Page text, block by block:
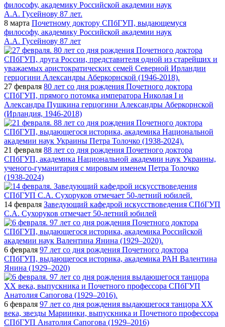
8 марта Почетному доктору СПбГУП, выдающемуся
философу, академику Российской академии наук
А.А. Гусейнову 87 лет
27 февраля 80 лет со дня рождения Почетного доктора
СПбГУП, прямого потомка императора Николая I и
Александра Пушкина герцогини Александры Аберкорнской
(Ирландия, 1946-2018)
21 февраля 88 лет со дня рождения Почетного доктора
СПбГУП, академика Национальной академии наук Украины,
ученого-гуманитария с мировым именем Петра Толочко
(1938-2024)
14 февраля Заведующий кафедрой искусствоведения СПбГУП
С.А. Сухоруков отмечает 50-летний юбилей
6 февраля 97 лет со дня рождения Почетного доктора
СПбГУП, выдающегося историка, академика РАН Валентина
Янина (1929–2020)
6 февраля 97 лет со дня рождения выдающегося танцора XX
века, звезды Мариинки, выпускника и Почетного профессора
СПбГУП Анатолия Сапогова (1929–2016)